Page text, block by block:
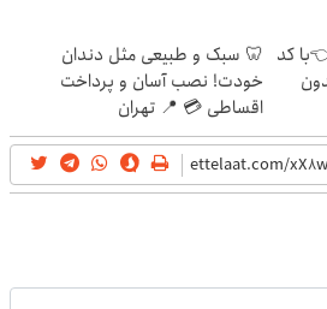
کد 🦷 سبک و طبیعی مثل دندان
خودت! نصب آسان و پرداخت
اقساطی 💳 📍 تهران